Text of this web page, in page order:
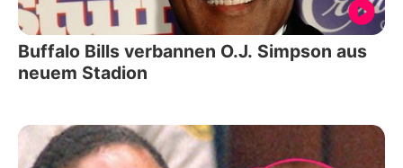
Buffalo Bills verbannen O.J. Simpson aus
neuem Stadion